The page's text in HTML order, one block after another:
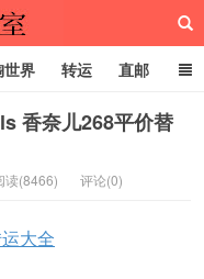
世界 转运 直邮
香奈儿268平价替
读(8466) 评论(0)
大全